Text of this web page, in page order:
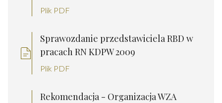
Plik PDF
Sprawozdanie przedstawiciela RBD w
pracach RN KDPW 2009
Plik PDF
Rekomendacja - Organizacja WZA